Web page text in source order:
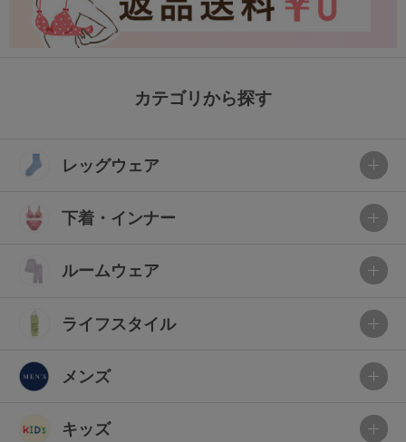
カテゴリから探す
レッグウェア
下着・インナー
ルームウェア
ライフスタイル
メンズ
キッズ